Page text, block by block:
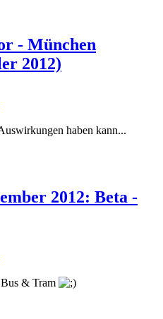
- München
2012)
haben kann...
2012: Beta -
& Tram